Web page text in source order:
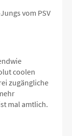
vom PSV
coolen
zugängliche
mal amtlich.